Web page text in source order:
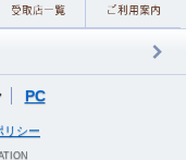
PC
リシー